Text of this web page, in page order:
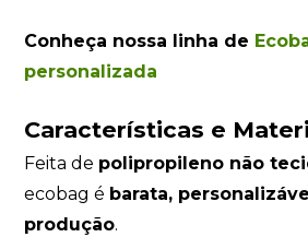
Conheça nossa linha de
personalizada
Características e
Feita de polipropileno não
ecobag é barata,
produção.